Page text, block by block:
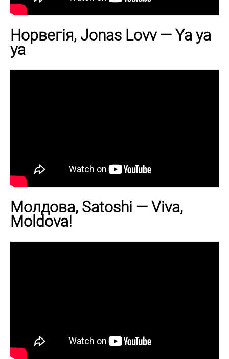
Норвегія, Jonas Lovv — Ya ya
ya
Молдова, Satoshi — Viva,
Moldova!